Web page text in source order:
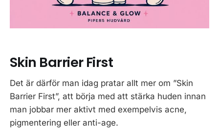
Skin Barrier First
Det är därför man idag pratar allt mer om ”Skin
Barrier First”, att börja med att stärka huden innan
man jobbar mer aktivt med exempelvis acne,
pigmentering eller anti-age.